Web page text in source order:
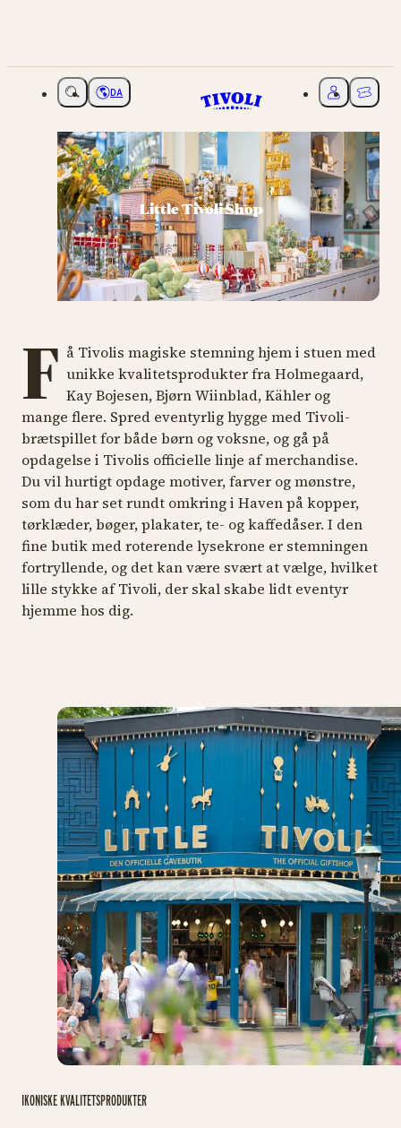
Vælg sprog
DA Mit Tivoli
Little Tivoli Shop
F å Tivolis magiske stemning hjem i stuen med
unikke kvalitetsprodukter fra Holmegaard,
Kay Bojesen, Bjørn Wiinblad, Kähler og
mange flere. Spred eventyrlig hygge med Tivoli-
brætspillet for både børn og voksne, og gå på
opdagelse i Tivolis officielle linje af merchandise.
Du vil hurtigt opdage motiver, farver og mønstre,
som du har set rundt omkring i Haven på kopper,
tørklæder, bøger, plakater, te- og kaffedåser. I den
fine butik med roterende lysekrone er stemningen
fortryllende, og det kan være svært at vælge, hvilket
lille stykke af Tivoli, der skal skabe lidt eventyr
hjemme hos dig.
IKONISKE KVALITETSPRODUKTER